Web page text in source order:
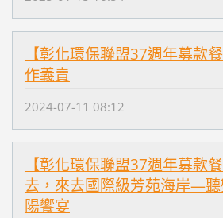
【彰化環保聯盟37週年募款
作義賣
2024-07-11 08:12
【彰化環保聯盟37週年募款
去，來去國際級芳苑海岸—
陽饗宴